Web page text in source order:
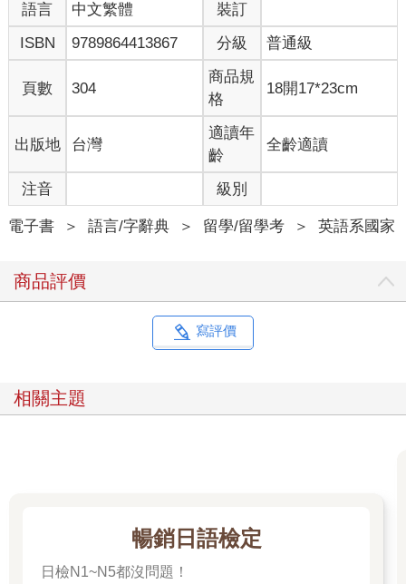
語言 中文繁體
裝訂
ISBN
9789864413867 分級 普通級
頁數 304
商品規
格
18開17*23cm
出版地 台灣
適讀年
齡
全齡適讀
注音 級別
電子書 ＞ 語言/字辭典 ＞ 留學/留學考 ＞ 英語系國家
商品評價
寫評價
相關主題
暢銷日語檢定
日檢N1~N5都沒問題！